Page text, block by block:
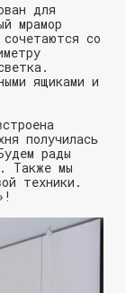
для
мрамор
со
ящиками и
получилась
рады
Также мы
техники.